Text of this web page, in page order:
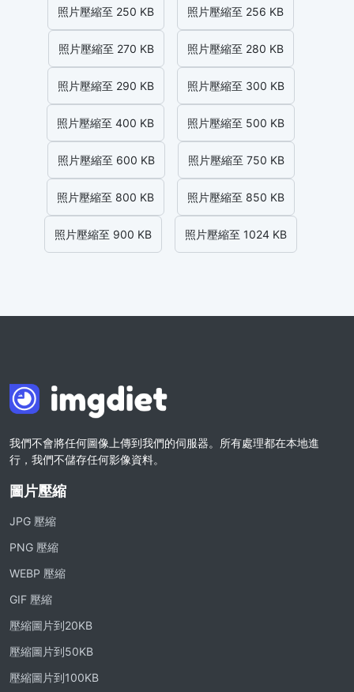
照片壓縮至 250 KB 照片壓縮至 256 KB
照片壓縮至 270 KB 照片壓縮至 280 KB
照片壓縮至 290 KB 照片壓縮至 300 KB
照片壓縮至 400 KB 照片壓縮至 500 KB
照片壓縮至 600 KB 照片壓縮至 750 KB
照片壓縮至 800 KB 照片壓縮至 850 KB
照片壓縮至 900 KB 照片壓縮至 1024 KB
我們不會將任何圖像上傳到我們的伺服器。所有處理都在本地進
行，我們不儲存任何影像資料。
圖片壓縮
JPG 壓縮
PNG 壓縮
WEBP 壓縮
GIF 壓縮
壓縮圖片到20KB
壓縮圖片到50KB
壓縮圖片到100KB